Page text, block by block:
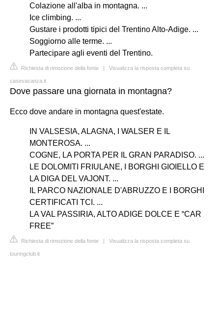
Colazione all'alba in montagna. ...
Ice climbing. ...
Gustare i prodotti tipici del Trentino Alto-Adige. ...
Soggiorno alle terme. ...
Partecipare agli eventi del Trentino.
Richiesta di rimozione della fonte | Visualizza la risposta completa su
casevacanza.it
Dove passare una giornata in montagna?
Ecco dove andare in montagna quest'estate.
IN VALSESIA, ALAGNA, I WALSER E IL
MONTEROSA. ...
COGNE, LA PORTA PER IL GRAN PARADISO. ...
LE DOLOMITI FRIULANE, I BORGHI GIOIELLO E
LA DIGA DEL VAJONT. ...
IL PARCO NAZIONALE D'ABRUZZO E I BORGHI
CERTIFICATI TCI. ...
LA VAL PASSIRIA, ALTO ADIGE DOLCE E “CAR
FREE”
Richiesta di rimozione della fonte | Visualizza la risposta completa su
touringclub.it